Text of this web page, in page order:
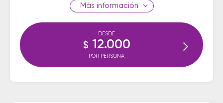
información
DESDE
$ 12.000
POR PERSONA